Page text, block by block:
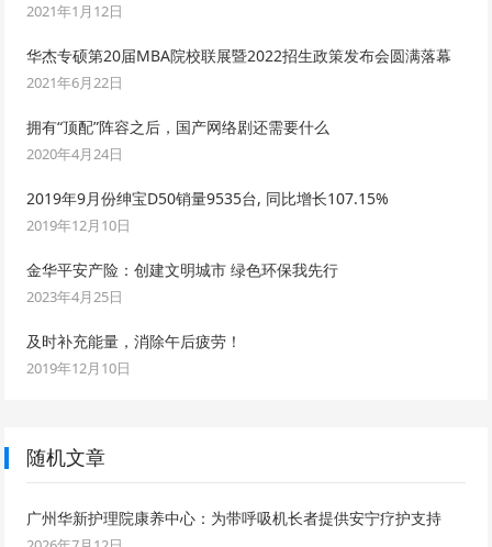
2021年1月12日
华杰专硕第20届MBA院校联展暨2022招生政策发布会圆满落幕
2021年6月22日
拥有“顶配”阵容之后，国产网络剧还需要什么
2020年4月24日
2019年9月份绅宝D50销量9535台, 同比增长107.15%
2019年12月10日
金华平安产险：创建文明城市 绿色环保我先行
2023年4月25日
及时补充能量，消除午后疲劳！
2019年12月10日
随机文章
广州华新护理院康养中心：为带呼吸机长者提供安宁疗护支持